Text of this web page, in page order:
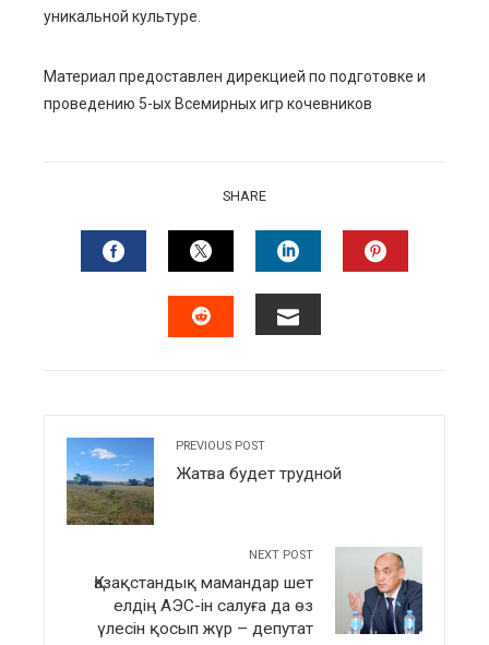
уникальной культуре.
Материал предоставлен дирекцией по подготовке и
проведению 5-ых Всемирных игр кочевников
SHARE
FACEBOOKTWITTERLINKEDIN
PREVIOUS POST
Жатва будет трудной
NEXT POST
Қазақстандық мамандар шет
елдің АЭС-ін салуға да өз
үлесін қосып жүр – депутат